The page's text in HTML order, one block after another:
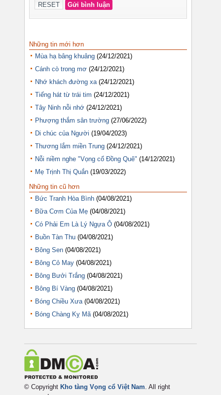
Những tin mới hơn
Mùa hạ bâng khuâng (24/12/2021)
Cánh cò trong mơ (24/12/2021)
Nhớ khách đường xa (24/12/2021)
Tiếng hát từ trái tim (24/12/2021)
Tây Ninh nỗi nhớ (24/12/2021)
Phượng thắm sân trường (27/06/2022)
Di chúc của Người (19/04/2023)
Thương lắm miền Trung (24/12/2021)
Nỗi niềm nghe "Vọng cổ Đồng Quê" (14/12/2021)
Mẹ Trịnh Thị Quắn (19/03/2022)
Những tin cũ hơn
Bức Tranh Hòa Bình (04/08/2021)
Bữa Cơm Của Mẹ (04/08/2021)
Có Phải Em Là Lý Ngựa Ô (04/08/2021)
Buồn Tàn Thu (04/08/2021)
Bông Sen (04/08/2021)
Bông Cỏ May (04/08/2021)
Bông Bưởi Trắng (04/08/2021)
Bông Bí Vàng (04/08/2021)
Bóng Chiều Xưa (04/08/2021)
Bóng Chàng Kỵ Mã (04/08/2021)
© Copyright Kho tàng Vọng cổ Việt Nam. All right